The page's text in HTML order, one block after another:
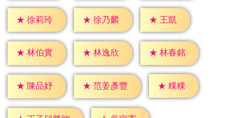
★ 徐莉玲 ★ 徐乃麟 ★ 王凱
★ 林伯實 ★ 林逸欣 ★ 林春銘
★ 陳品妤 ★ 范姜彥豐 ★ 粿粿